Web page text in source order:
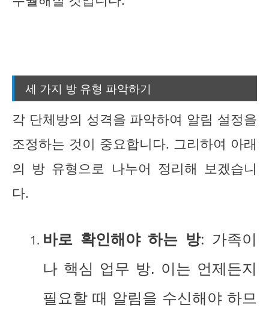
세 가지 방 유형 파악하기
각 단체방의 성격을 파악하여 알림 설정을
조정하는 것이 중요합니다. 그리하여 아래
의 방 유형으로 나누어 정리해 보겠습니
다.
바로 확인해야 하는 방: 가족이
나 핵심 업무 방. 이는 언제든지
필요할 때 알림을 수신해야 하므